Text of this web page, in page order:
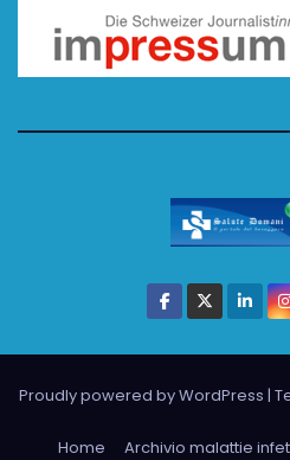
Proudly powered by WordPress |
Home Archivio malattie